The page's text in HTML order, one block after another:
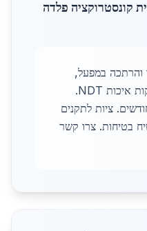
קונסטרוקציה פלדה
והרתכה במפעל,
הובלה לאתר והרכבה. בדיקות איכות NDT.
2026, לוקח 3-6 חודשים. ציות לתקנים
בטיחות. צרו קשר